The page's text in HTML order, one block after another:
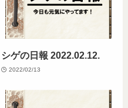
シゲの日報 2022.02.12.
2022/02/13